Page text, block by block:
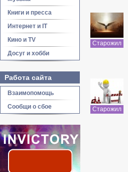
Книги и пресса
Интернет и IT
Кино и TV
Досуг и хобби
Работа сайта
Взаимопомощь
Сообщи о сбое
Старожил
Старожил